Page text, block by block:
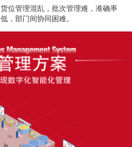
货位管理混乱，批次管理难，准确率
低，部门间协同困难。